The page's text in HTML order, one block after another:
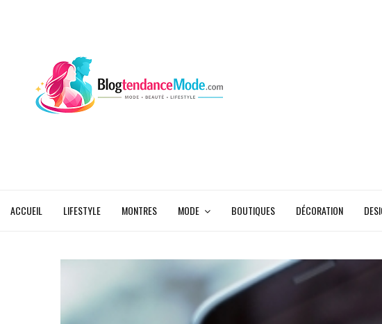
ACCUEIL LIFESTYLE MONTRES MODE BOUTIQUES DÉCORATION